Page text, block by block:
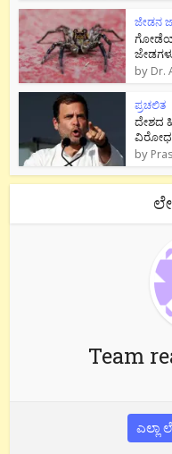
ಜೇಡನ
by Dr.
ಪ್ರಚಲಿತ
ದೇಶದ
by
Team
ಎಲ್ಲಾ